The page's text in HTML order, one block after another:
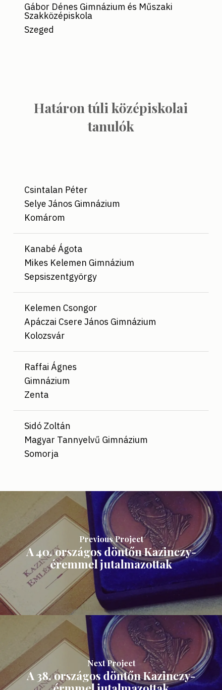
Gábor Dénes Gimnázium és Műszaki
Szakközépiskola
Szeged
Határon túli középiskolai
tanulók
Csintalan Péter
Selye János Gimnázium
Komárom
Kanabé Ágota
Mikes Kelemen Gimnázium
Sepsiszentgyörgy
Kelemen Csongor
Apáczai Csere János Gimnázium
Kolozsvár
Raffai Ágnes
Gimnázium
Zenta
Sidó Zoltán
Magyar Tannyelvű Gimnázium
Somorja
Previous Project
A 40. országos döntőn Kazinczy-
éremmel jutalmazottak
Next Project
A 38. országos döntőn Kazinczy-